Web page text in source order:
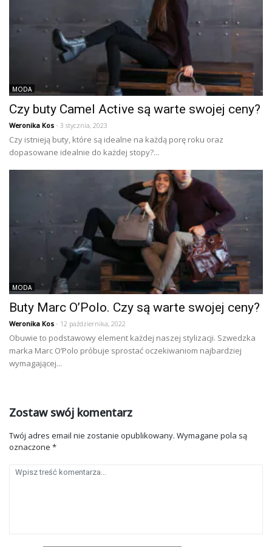
MODA
Czy buty Camel Active są warte swojej ceny?
Weronika Kos - 3 stycznia, 2023
Czy istnieją buty, które są idealne na każdą porę roku oraz
dopasowane idealnie do każdej stopy?...
MODA
Buty Marc O’Polo. Czy są warte swojej ceny?
Weronika Kos - 12 października, 2022
Obuwie to podstawowy element każdej naszej stylizacji. Szwedzka
marka Marc O’Polo próbuje sprostać oczekiwaniom najbardziej
wymagającej...
Zostaw swój komentarz
Twój adres email nie zostanie opublikowany. Wymagane pola są
oznaczone *